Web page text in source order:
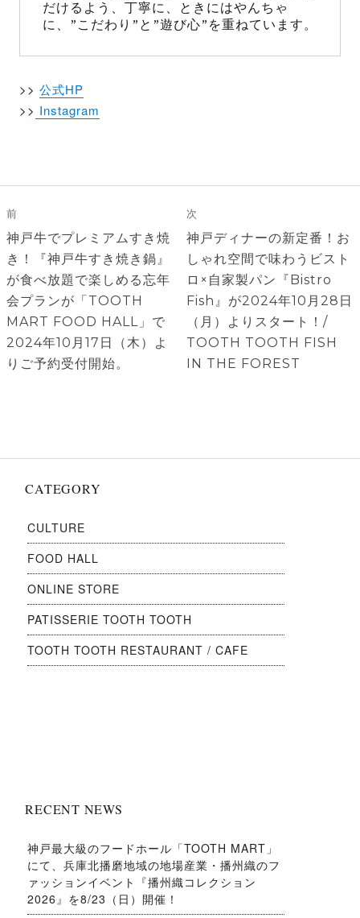
だけるよう、丁寧に、ときにはやんちゃ
に、”こだわり”と”遊び心”を重ねています。
>> 公式HP
>> Instagram
稿
ナ
ビ
ゲ
ー
シ
ョ
ン
前
前
の
投
稿:
神戸牛でプレミアムすき焼
き！『神戸牛すき焼き鍋』
が食べ放題で楽しめる忘年
会プランが「TOOTH
MART FOOD HALL」で
2024年10月17日（木）よ
りご予約受付開始。
次
次
の
投
稿:
神戸ディナーの新定番！お
しゃれ空間で味わうビスト
ロ×自家製パン『Bistro
Fish』が2024年10月28日
（月）よりスタート！/
TOOTH TOOTH FISH
IN THE FOREST
CATEGORY
CULTURE
FOOD HALL
ONLINE STORE
PATISSERIE TOOTH TOOTH
TOOTH TOOTH RESTAURANT / CAFE
RECENT NEWS
神戸最大級のフードホール「TOOTH MART」
にて、兵庫北播磨地域の地場産業・播州織のフ
ァッションイベント『播州織コレクション
2026』を8/23（日）開催！